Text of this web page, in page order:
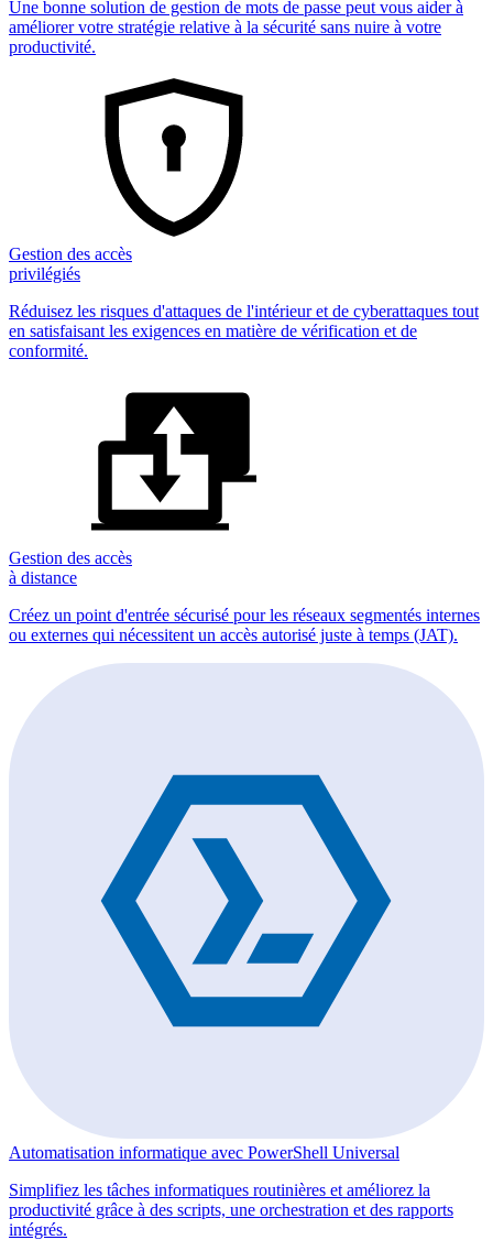
Une bonne solution de gestion de mots de passe peut vous aider à
améliorer votre stratégie relative à la sécurité sans nuire à votre
productivité.
Gestion des accès
privilégiés
Réduisez les risques d'attaques de l'intérieur et de cyberattaques tout
en satisfaisant les exigences en matière de vérification et de
conformité.
Gestion des accès
à distance
Créez un point d'entrée sécurisé pour les réseaux segmentés internes
ou externes qui nécessitent un accès autorisé juste à temps (JAT).
Automatisation informatique avec PowerShell Universal
Simplifiez les tâches informatiques routinières et améliorez la
productivité grâce à des scripts, une orchestration et des rapports
intégrés.